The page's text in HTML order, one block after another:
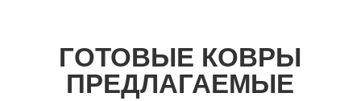
ГОТОВЫЕ КОВРЫ
ПРЕДЛАГАЕМЫЕ